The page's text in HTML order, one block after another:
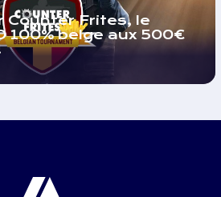
Counter Frites, le
100% belge aux 500€